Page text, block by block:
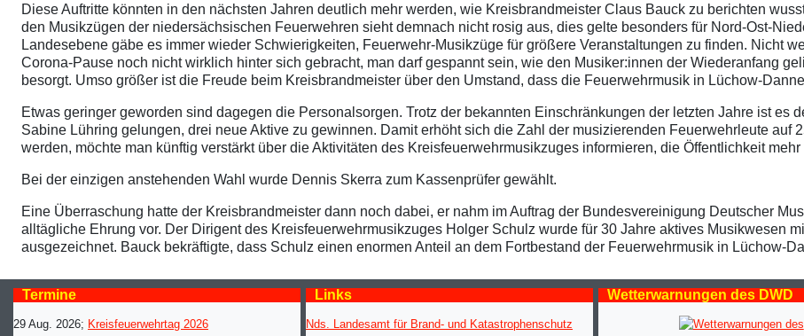
Diese Auftritte könnten in den nächsten Jahren deutlich mehr werden, wie Kreisbrandmeister Claus Bauck zu berichten
den Musikzügen der niedersächsischen Feuerwehren sieht demnach nicht rosig aus, dies gelte besonders für Nord-Ost-
Landesebene gäbe es immer wieder Schwierigkeiten, Feuerwehr-Musikzüge für größere Veranstaltungen zu finden. Nicht
Corona-Pause noch nicht wirklich hinter sich gebracht, man darf gespannt sein, wie den Musiker:innen der Wiederanfang
besorgt. Umso größer ist die Freude beim Kreisbrandmeister über den Umstand, dass die Feuerwehrmusik in Lüchow-
Etwas geringer geworden sind dagegen die Personalsorgen. Trotz der bekannten Einschränkungen der letzten Jahre ist es
Sabine Lühring gelungen, drei neue Aktive zu gewinnen. Damit erhöht sich die Zahl der musizierenden Feuerwehrleute auf
werden, möchte man künftig verstärkt über die Aktivitäten des Kreisfeuerwehrmusikzuges informieren, die Öffentlichkeit
Bei der einzigen anstehenden Wahl wurde Dennis Skerra zum Kassenprüfer gewählt.
Eine Überraschung hatte der Kreisbrandmeister dann noch dabei, er nahm im Auftrag der Bundesvereinigung Deutscher
alltägliche Ehrung vor. Der Dirigent des Kreisfeuerwehrmusikzuges Holger Schulz wurde für 30 Jahre aktives Musikwesen
ausgezeichnet. Bauck bekräftigte, dass Schulz einen enormen Anteil an dem Fortbestand der Feuerwehrmusik in Lüchow-
Termine
29 Aug. 2026; Kreisfeuerwehrtag 2026
Links
Nds. Landesamt für Brand- und Katastrophenschutz
Wetterwarnungen des DWD